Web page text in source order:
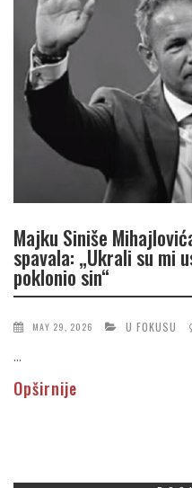
Majku Siniše
spavala: „Ukrali su mi
poklonio sin“
MAY 29, 2026 U FOKUSU
...
Opširnije